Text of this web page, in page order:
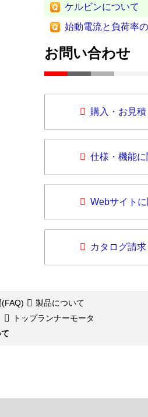
ケルビンについて
始動電流と負荷率
お問い合わせ
購入・お見
仕様・機能
Webサイト
カタログ請求
製品について
トップランナーモータ